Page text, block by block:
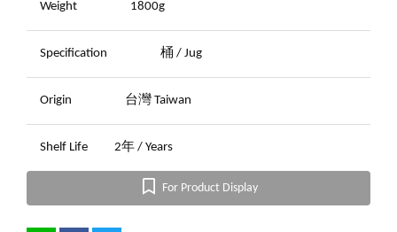
Weight 1800g
Specification 桶 / Jug
Origin 台灣 Taiwan
Shelf Life 2年 / Years
For Product Display